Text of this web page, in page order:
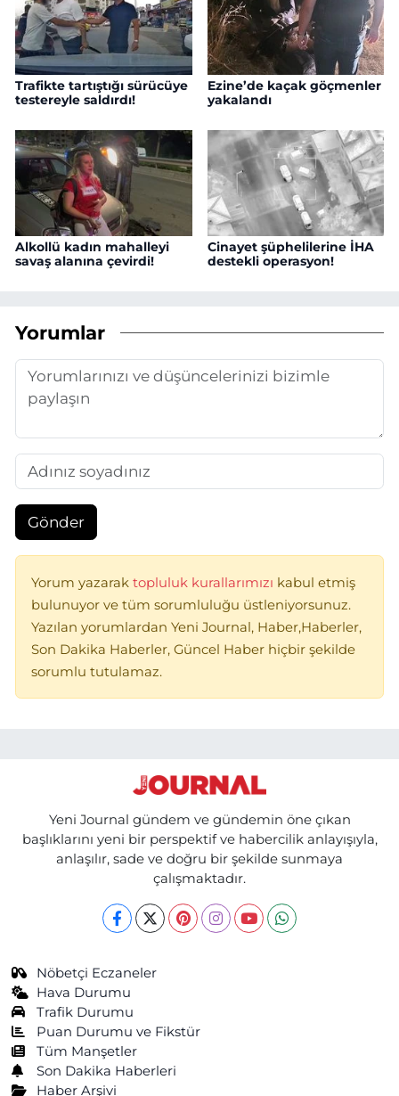
Trafikte tartıştığı sürücüye
testereyle saldırdı!
Ezine’de kaçak göçmenler
yakalandı
Alkollü kadın mahalleyi
savaş alanına çevirdi!
Cinayet şüphelilerine İHA
destekli operasyon!
Yorumlar
Gönder
Yorum yazarak topluluk kurallarımızı kabul etmiş
bulunuyor ve tüm sorumluluğu üstleniyorsunuz.
Yazılan yorumlardan Yeni Journal, Haber,Haberler,
Son Dakika Haberler, Güncel Haber hiçbir şekilde
sorumlu tutulamaz.
Yeni Journal gündem ve gündemin öne çıkan
başlıklarını yeni bir perspektif ve habercilik anlayışıyla,
anlaşılır, sade ve doğru bir şekilde sunmaya
çalışmaktadır.
Nöbetçi Eczaneler
Hava Durumu
Trafik Durumu
Puan Durumu ve Fikstür
Tüm Manşetler
Son Dakika Haberleri
Haber Arşivi